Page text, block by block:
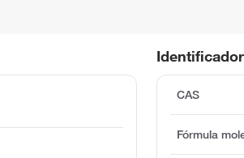
CAS
Fórmula